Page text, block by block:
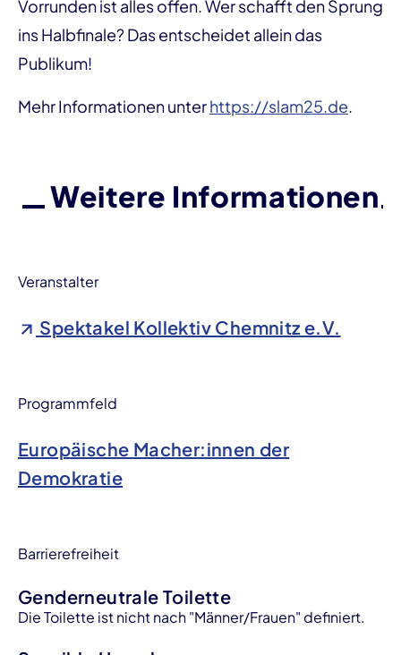
Vorrunden ist alles offen. Wer schafft den Sprung
ins Halbfinale? Das entscheidet allein das
Publikum!
Mehr Informationen unterhttps://slam25.de
Weitere Informationen
Veranstalter
Spektakel Kollektiv Chemnitz e.V.
Programmfeld
Europäische Macher:innen der
Demokratie
Barrierefreiheit
Genderneutrale Toilette
Die Toilette ist nicht nach "Männer/Frauen" definiert.